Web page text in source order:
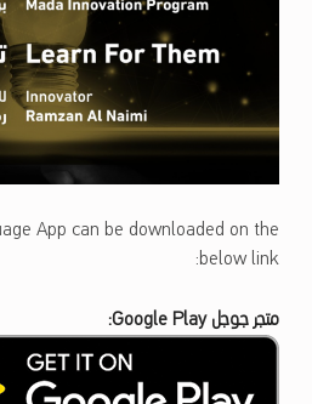
App can be downloaded on the
below link:
متجر جوجل Google Play: